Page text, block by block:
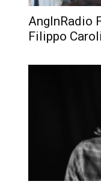
AngInRadio
Filippo Caroli